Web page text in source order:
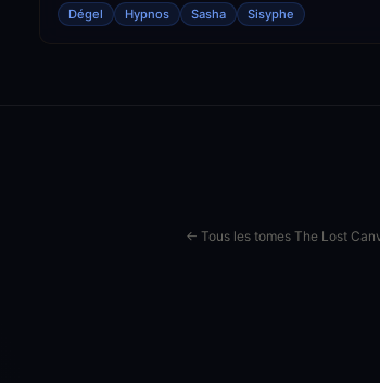
Dégel Hypnos Sasha Sisyphe
← Tous les tomes The Lost